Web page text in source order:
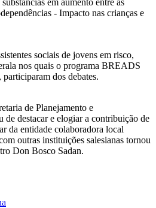
em aumento entre as
- Impacto nas crianças e
sociais de jovens em risco,
nos quais o programa BREADS
dos debates.
de Planejamento e
destacar e elogiar a contribuição de
da entidade colaboradora local
outras instituições salesianas tornou
Don Bosco Sadan.